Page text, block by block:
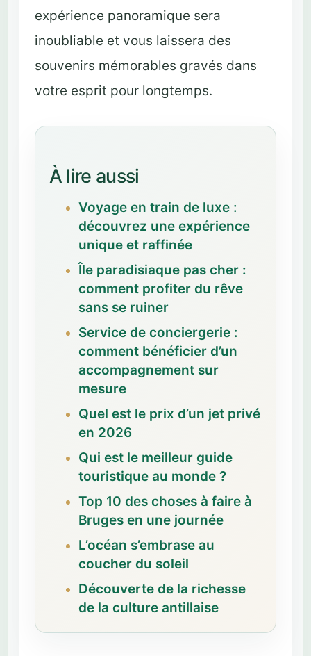
expérience panoramique sera
inoubliable et vous laissera des
souvenirs mémorables gravés dans
votre esprit pour longtemps.
À lire aussi
Voyage en train de luxe :
découvrez une expérience
unique et raffinée
Île paradisiaque pas cher :
comment profiter du rêve
sans se ruiner
Service de conciergerie :
comment bénéficier d’un
accompagnement sur
mesure
Quel est le prix d’un jet privé
en 2026
Qui est le meilleur guide
touristique au monde ?
Top 10 des choses à faire à
Bruges en une journée
L’océan s’embrase au
coucher du soleil
Découverte de la richesse
de la culture antillaise